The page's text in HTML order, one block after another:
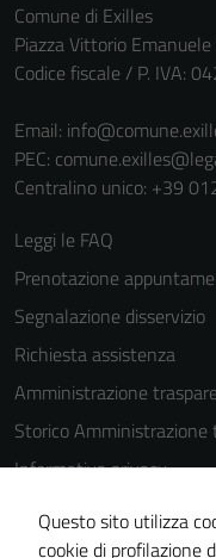
Comune di Exilles
Piazza Vittorio
Codice fiscale / P. IVA:
Email:
PEC:
Centralino unico: +39
Leggi le FAQ
Prenotazione
Segnalazione disservizio
Richiesta assistenza
Amministrazione
Storico
Informativa privacy
Cookie Policy
Note legali
Questo sito utilizza
cookie di profilazione